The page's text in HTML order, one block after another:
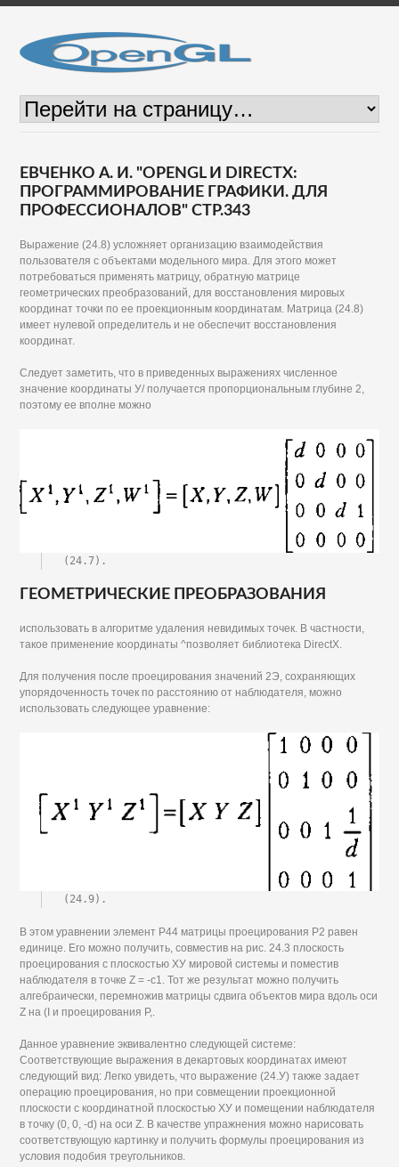
ЕВЧЕНКО А. И. "OPENGL И DIRECTX:
ПРОГРАММИРОВАНИЕ ГРАФИКИ. ДЛЯ
ПРОФЕССИОНАЛОВ" СТР.343
Выражение (24.8) усложняет организацию взаимодействия
пользователя с объектами модельного мира. Для этого может
потребоваться применять матрицу, обратную матрице
геометрических преобразований, для восстановления мировых
координат точки по ее проекционным координатам. Матрица (24.8)
имеет нулевой определитель и не обеспечит восстановления
координат.
Следует заметить, что в приведенных выражениях численное
значение координаты У/ получается пропорциональным глубине 2,
поэтому ее вполне можно
(24.7).
ГЕОМЕТРИЧЕСКИЕ ПРЕОБРАЗОВАНИЯ
использовать в алгоритме удаления невидимых точек. В частности,
такое применение координаты ^позволяет библиотека DirectX.
Для получения после проецирования значений 2Э, сохраняющих
упорядоченность точек по расстоянию от наблюдателя, можно
использовать следующее уравнение:
(24.9).
В этом уравнении элемент Р44 матрицы проецирования Р2 равен
единице. Его можно получить, совместив на рис. 24.3 плоскость
проецирования с плоскостью ХУ мировой системы и поместив
наблюдателя в точке Z = -с1. Тот же результат можно получить
алгебраически, перемножив матрицы сдвига объектов мира вдоль оси
Z на (I и проецирования Р,.
Данное уравнение эквивалентно следующей системе:
Соответствующие выражения в декартовых координатах имеют
следующий вид: Легко увидеть, что выражение (24.У) также задает
операцию проецирования, но при совмещении проекционной
плоскости с координатной плоскостью ХУ и помещении наблюдателя
в точку (0, 0, -d) на оси Z. В качестве упражнения можно нарисовать
соответствующую картинку и получить формулы проецирования из
условия подобия треугольников.